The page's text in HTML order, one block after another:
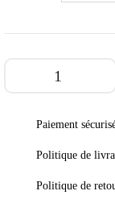
Paiement
Politique de
Politique de